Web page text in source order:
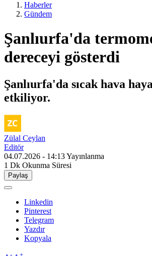
Haberler
Gündem
Şanlıurfa'da
dereceyi gösterdi
Şanlıurfa'da sıcak hava
etkiliyor.
Zülal Ceylan
Editör
04.07.2026 - 14:13Yayınlanma
1 Dk Okunma Süresi
Paylaş
Linkedin
Pinterest
Telegram
Yazdır
Kopyala